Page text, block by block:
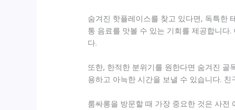
숨겨진 핫플레이스를 찾고 있다면, 독특한
통 음료를 맛볼 수 있는 기회를 제공합니다
다.
또한, 한적한 분위기를 원한다면 숨겨진
용하고 아늑한 시간을 보낼 수 있습니다.
룸싸롱을 방문할 때 가장 중요한 것은 사전